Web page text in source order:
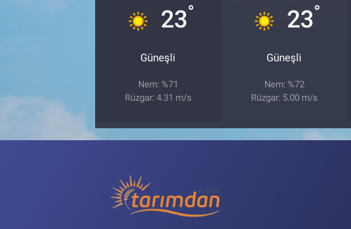
23°
Güneşli
Nem: %71
Rüzgar: 4.31 m/s
23°
Güneşli
Nem: %72
Rüzgar: 5.00 m/s